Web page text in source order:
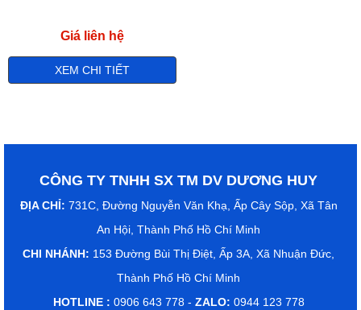
Giá liên hệ
XEM CHI TIẾT
CÔNG TY TNHH SX TM DV DƯƠNG HUY
ĐỊA CHỈ: 731C, Đường Nguyễn Văn Khạ, Ấp Cây Sộp, Xã Tân
An Hội, Thành Phố Hồ Chí Minh
CHI NHÁNH: 153 Đường Bùi Thị Điệt, Ấp 3A, Xã Nhuận Đức,
Thành Phố Hồ Chí Minh
HOTLINE : 0906 643 778 - ZALO: 0944 123 778